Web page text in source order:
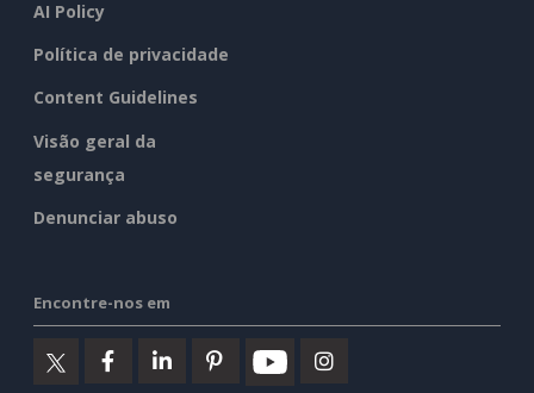
AI Policy
Política de privacidade
Content Guidelines
Visão geral da
segurança
Denunciar abuso
Encontre-nos em